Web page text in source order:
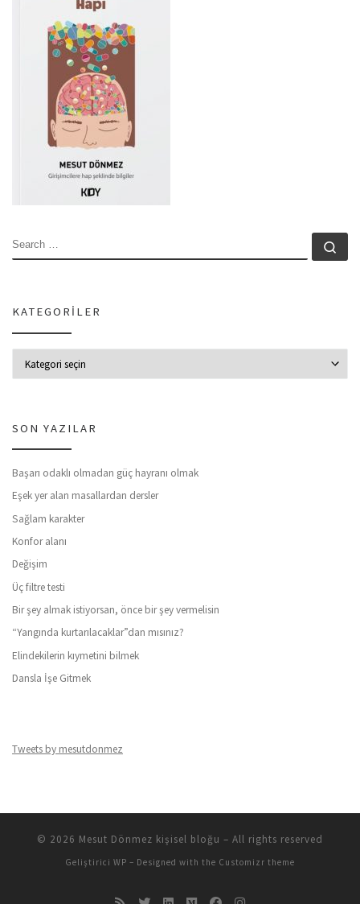
SEARCH
KATEGORILER
SON YAZILAR
Başarı odaklı olmadan güç hayranı olmak
Eşek yer alan masallardan dersler
Sağlam karakter
Konfor alanı
Değişim
Üç filtre testi
Bir şey almak istiyorsan, önce bir şey vermelisin
“Yangında kurtarılacaklar”dan mısınız?
Elindekilerin kıymetini bilmek
Dansla İşe Gitmek
Tweets by mesutdonmez
© 2026 Mesut Dönmez kişisel bloğu – All rights reserved
Geliştirici WP – Designed with the Customizr theme